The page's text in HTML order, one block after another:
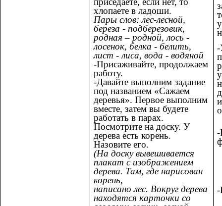
хлопаете в ладоши.
Пары слов: лес-лесной,
береза - подберезовик,
родная – родной, лось -
лосенок, белка - белить,
лист - лиса, вода - водяной
-Присаживайте, продолжаем
работу.
-Давайте выполним задание
под названием «Сажаем
деревья». Первое выполним
вместе, затем вы будете
работать в парах.
Посмотрите на доску. У
дерева есть корень.
Назовите его.
(На доску вывешивается
плакат с изображением
дерева. Там, где нарисован
корень,
написано лес. Вокруг дерева
находятся карточки со
-
-
-